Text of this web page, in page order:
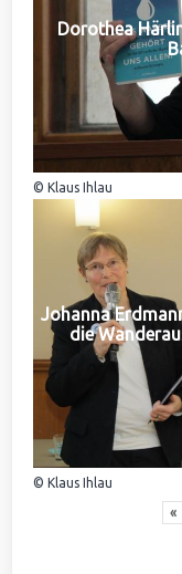
Dorothea
© Klaus Ihlau
Johanna
die
© Klaus Ihlau
«